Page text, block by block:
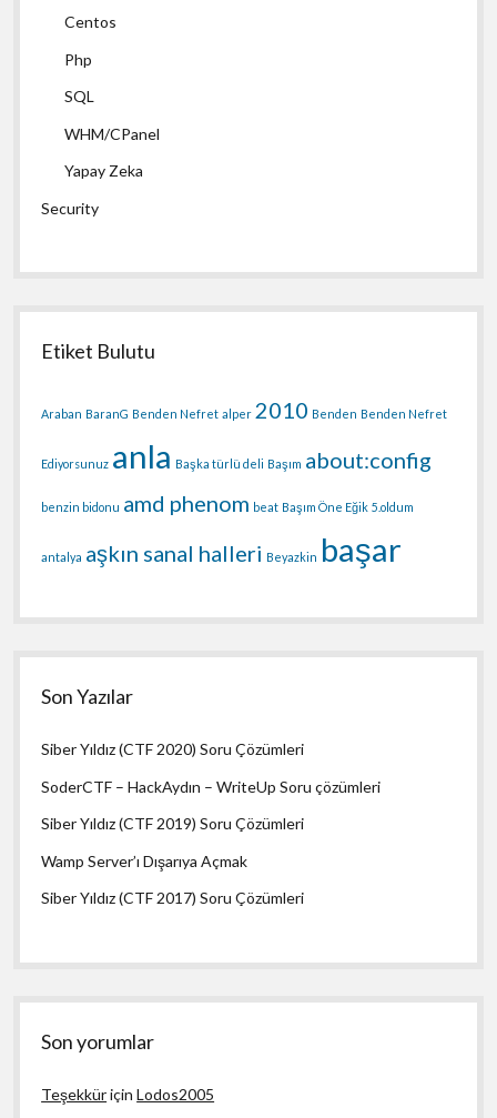
Centos
Php
SQL
WHM/CPanel
Yapay Zeka
Security
Etiket Bulutu
Araban BaranG Benden Nefret alper 2010 Benden Benden Nefret
Ediyorsunuz anla Başka türlü deli Başım about:config
benzin bidonu amd phenom beat Başım Öne Eğik 5.oldum
antalya aşkın sanal halleri Beyazkin başar
Son Yazılar
Siber Yıldız (CTF 2020) Soru Çözümleri
SoderCTF – HackAydın – WriteUp Soru çözümleri
Siber Yıldız (CTF 2019) Soru Çözümleri
Wamp Server’ı Dışarıya Açmak
Siber Yıldız (CTF 2017) Soru Çözümleri
Son yorumlar
TeşekküriçinLodos2005